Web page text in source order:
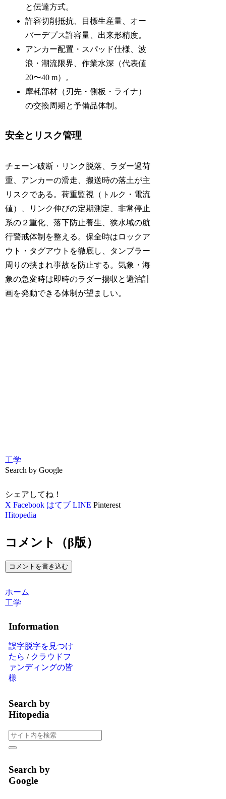
と伝達方式。
許容切削抵抗、目標生産量、オー
バーデプス許容量、出来形精度。
アンカー配置・スパッド仕様、波
浪・潮流限界、作業水深（代表値
20〜40 m）。
摩耗部材（刃先・側板・ライナ）
の交換周期と予備品体制。
安全とリスク管理
チェーン破断・リンク脱落、ラダー過荷
重、アンカーの滑走、搬送時の落土が主
リスクである。荷重監視（トルク・電流
値）、リンク伸びの定期測定、非常停止
系の２重化、落下防止養生、狭水域の航
行警戒体制を整える。保全時はロックア
ウト・タグアウトを徹底し、タンブラー
周りの挟まれ事故を防止する。気象・海
象の急変時は即時のラダー揚収と避泊計
画を発動できる体制が望ましい。
工学
Search by Google
シェアしてね！
X Facebook はてブ LINE Pinterest
Hitopedia
コメント（β版）
コメントを書き込む
ホーム
工学
Information
誤字脱字を見つけ
たら / クラウドフ
ァンディングの皆
様
Search by
Hitopedia
Search by
Google